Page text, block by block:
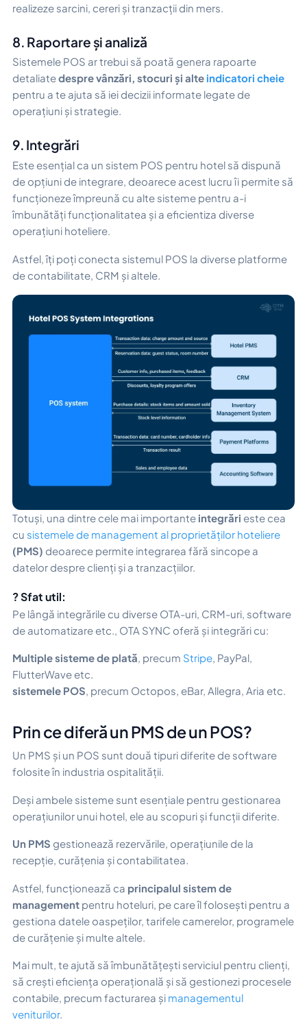
realizeze sarcini, cereri și tranzacții din mers.
8. Raportare și analiză
Sistemele POS ar trebui să poată genera rapoarte
detaliatedespre vânzări, stocuri și alte indicatori cheie
pentru a te ajuta să iei decizii informate legate de
operațiuni și strategie.
9. Integrări
Este esențial ca un sistem POS pentru hotel să dispună
de opțiuni de integrare, deoarece acest lucru îi permite să
funcționeze împreună cu alte sisteme pentru a-i
îmbunătăți funcționalitatea și a eficientiza diverse
operațiuni hoteliere.
Astfel, îți poți conecta sistemul POS la diverse platforme
de contabilitate, CRM și altele.
Totuși, una dintre cele mai importante integrări este cea
cu sistemele de management al proprietăților hoteliere
(PMS) deoarece permite integrarea fără sincope a
datelor despre clienți și a tranzacțiilor.
? Sfat util:
Pe lângă integrările cu diverse OTA-uri, CRM-uri, software
de automatizare etc., OTA SYNC oferă și integrări cu:
Multiple sisteme de plată, precum Stripe, PayPal,
FlutterWave etc.
sistemele POS, precum Octopos, eBar, Allegra, Aria etc.
Prin ce diferă un PMS de un POS?
Un PMS și un POS sunt două tipuri diferite de software
folosite în industria ospitalității.
Deși ambele sisteme sunt esențiale pentru gestionarea
operațiunilor unui hotel, ele au scopuri și funcții diferite.
Un PMS gestionează rezervările, operațiunile de la
recepție, curățenia și contabilitatea.
Astfel, funcționează ca principalul sistem de
management pentru hoteluri, pe care îl folosești pentru a
gestiona datele oaspeților, tarifele camerelor, programele
de curățenie și multe altele.
Mai mult, te ajută să îmbunătățești serviciul pentru clienți,
să crești eficiența operațională și să gestionezi procesele
contabile, precum facturarea și managementul
veniturilor.